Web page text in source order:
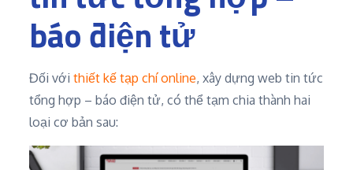
báo điện tử
Đối vớithiết kế tạp chí online, xây dựng web tin tức
tổng hợp – báo điện tử, có thể tạm chia thành hai
loại cơ bản sau: